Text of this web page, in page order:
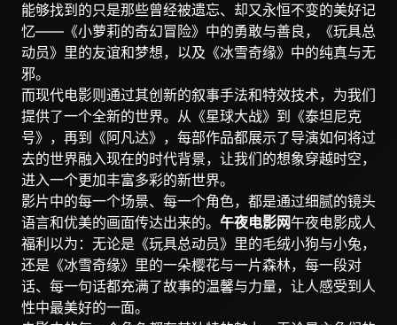
能够找到的只是那些曾经被遗忘、却又永恒不变的美好记
忆——《小萝莉的奇幻冒险》中的勇敢与善良，《玩具总
动员》里的友谊和梦想，以及《冰雪奇缘》中的纯真与无
邪。
而现代电影则通过其创新的叙事手法和特效技术，为我们
提供了一个全新的世界。从《星球大战》到《泰坦尼克
号》，再到《阿凡达》，每部作品都展示了导演如何将过
去的世界融入现在的时代背景，让我们的想象穿越时空，
进入一个更加丰富多彩的新世界。
影片中的每一个场景、每一个角色，都是通过细腻的镜头
语言和优美的画面传达出来的。 午夜电影网午夜电影成人
福利以为：无论是《玩具总动员》里的毛绒小狗与小兔，
还是《冰雪奇缘》里的一朵樱花与一片森林，每一段对
话、每一句话都充满了故事的温馨与力量，让人感受到人
性中最美好的一面。